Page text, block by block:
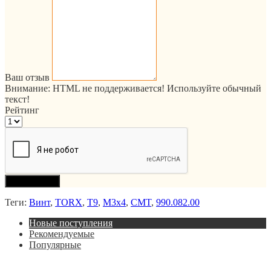
Ваш отзыв
Внимание: HTML не поддерживается! Используйте обычный
текст!
Рейтинг
Теги: Винт, TORX, T9, M3x4, CMT, 990.082.00
Новые поступления
Рекомендуемые
Популярные